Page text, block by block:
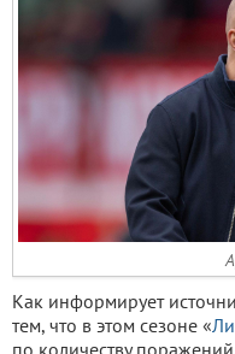
Как информирует
тем, что в этом сезоне «
по количеству